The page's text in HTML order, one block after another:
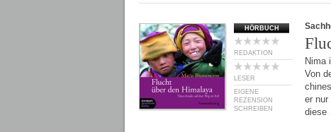
HÖRBUCH
REDAKTION
LESER
EIGENE
REZENSION
SCHREIBEN
Nima
Von
er nur